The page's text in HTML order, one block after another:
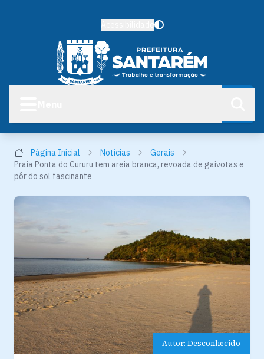
Página Inicial Notícias
Gerais
Praia Ponta do Cururu tem areia branca, revoada de gaivotas e
pôr do sol fascinante
Autor: Desconhecido